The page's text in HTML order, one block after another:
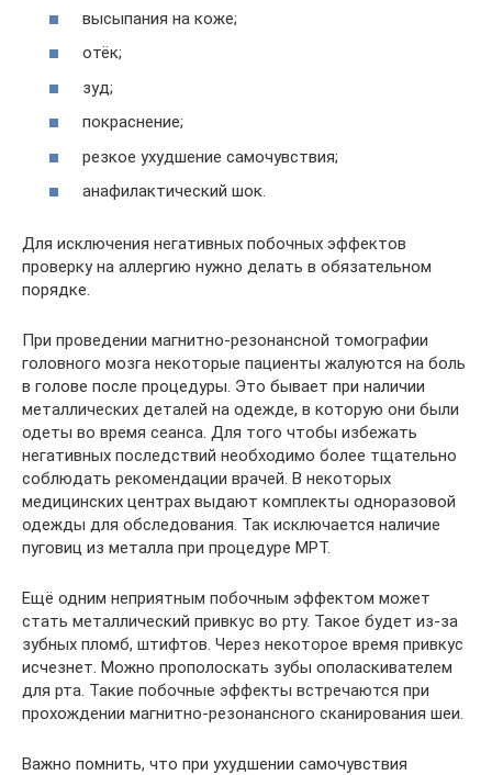
высыпания на коже;
отёк;
зуд;
покраснение;
резкое ухудшение самочувствия;
анафилактический шок.
Для исключения негативных побочных эффектов
проверку на аллергию нужно делать в обязательном
порядке.
При проведении магнитно-резонансной томографии
головного мозга некоторые пациенты жалуются на боль
в голове после процедуры. Это бывает при наличии
металлических деталей на одежде, в которую они были
одеты во время сеанса. Для того чтобы избежать
негативных последствий необходимо более тщательно
соблюдать рекомендации врачей. В некоторых
медицинских центрах выдают комплекты одноразовой
одежды для обследования. Так исключается наличие
пуговиц из металла при процедуре МРТ.
Ещё одним неприятным побочным эффектом может
стать металлический привкус во рту. Такое будет из-за
зубных пломб, штифтов. Через некоторое время привкус
исчезнет. Можно прополоскать зубы ополаскивателем
для рта. Такие побочные эффекты встречаются при
прохождении магнитно-резонансного сканирования шеи.
Важно помнить, что при ухудшении самочувствия